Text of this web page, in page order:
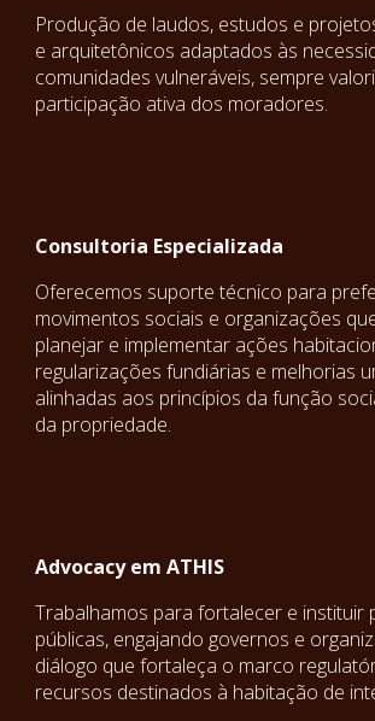
Produção de laudos, estudos e
e arquitetônicos adaptados às
comunidades vulneráveis, sempre
participação ativa dos moradores.
Consultoria Especializada
Oferecemos suporte técnico para
movimentos sociais e organizações
planejar e implementar ações
regularizações fundiárias e melhorias
alinhadas aos princípios da função
da propriedade.
Advocacy em ATHIS
Trabalhamos para fortalecer e instituir
públicas, engajando governos e
diálogo que fortaleça o marco
recursos destinados à habitação de